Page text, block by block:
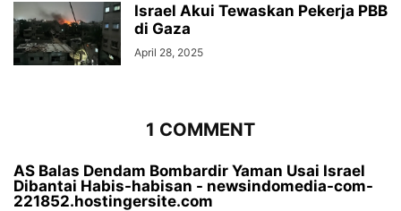
Israel Akui Tewaskan Pekerja PBB
di Gaza
April 28, 2025
1 COMMENT
AS Balas Dendam Bombardir Yaman Usai Israel
Dibantai Habis-habisan - newsindomedia-com-
221852.hostingersite.com